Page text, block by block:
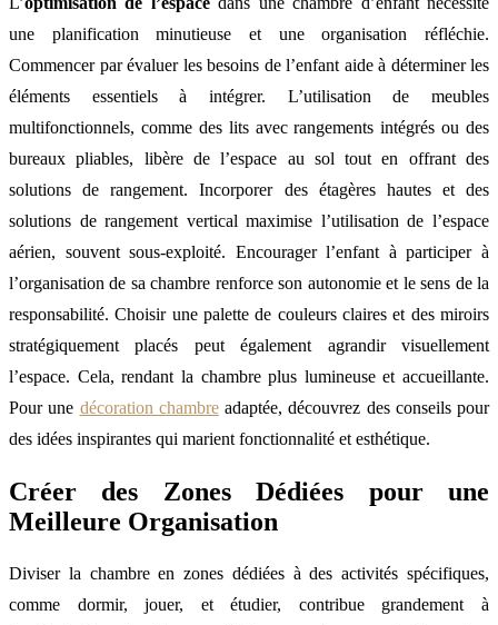
une planification minutieuse et une organisation réfléchie.
Commencer par évaluer les besoins de l’enfant aide à déterminer les
éléments essentiels à intégrer. L’utilisation de meubles
multifonctionnels, comme des lits avec rangements intégrés ou des
bureaux pliables, libère de l’espace au sol tout en offrant des
solutions de rangement. Incorporer des étagères hautes et des
solutions de rangement vertical maximise l’utilisation de l’espace
aérien, souvent sous-exploité. Encourager l’enfant à participer à
l’organisation de sa chambre renforce son autonomie et le sens de la
responsabilité. Choisir une palette de couleurs claires et des miroirs
stratégiquement placés peut également agrandir visuellement
l’espace. Cela, rendant la chambre plus lumineuse et accueillante.
Pour une décoration chambreadaptée, découvrez des conseils pour
des idées inspirantes qui marient fonctionnalité et esthétique.
Créer des Zones Dédiées pour une
Meilleure Organisation
Diviser la chambre en zones dédiées à des activités spécifiques,
comme dormir, jouer, et étudier, contribue grandement à